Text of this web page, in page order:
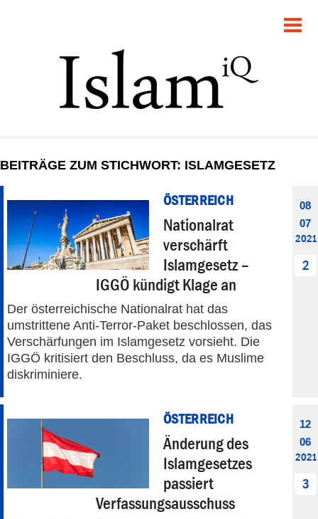
GESELLSCHAFT
STARTSEITE
DEBATTE
PANORAMA
BEITRÄGE ZUM STICHWORT: ISLAMGESETZ
ÖSTERREICH
Nationalrat
verschärft
Islamgesetz –
IGGÖ kündigt Klage an
Der österreichische Nationalrat hat das
umstrittene Anti-Terror-Paket beschlossen, das
Verschärfungen im Islamgesetz vorsieht. Die
IGGÖ kritisiert den Beschluss, da es Muslime
diskriminiere.
08
07
2021
2
ÖSTERREICH
Änderung des
Islamgesetzes
passiert
Verfassungsausschuss
12
06
2021
3